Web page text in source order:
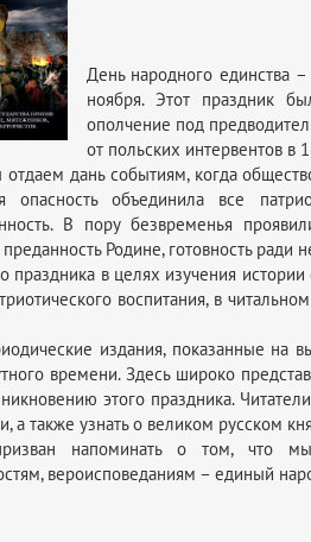
День народного единства
ноября. Этот праздник
ополчение под
от польских интервентов в
дань событиям, когда
опасность объединила все
В пору безвременья
преданность Родине, готовность ради
праздника в целях изучения
воспитания, в
издания, показанные на
времени. Здесь широко
этого праздника.
а также узнать о великом русском
напоминать о том, что
вероисповеданиям – единый